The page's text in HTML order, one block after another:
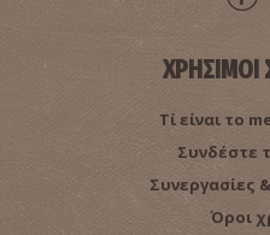
ΧΡΗΣΙΜΟΙ
Τί είναι το
Συνδέστε
Συνεργασίες
Όροι